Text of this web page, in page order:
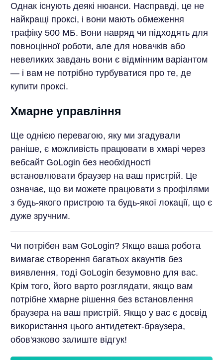
Однак існують деякі нюанси. Насправді, це не
найкращі проксі, і вони мають обмеження
трафіку 500 МБ. Вони навряд чи підходять для
повноцінної роботи, але для новачків або
невеликих завдань вони є відмінним варіантом
— і вам не потрібно турбуватися про те, де
купити проксі.
Хмарне управління
Ще однією перевагою, яку ми згадували
раніше, є можливість працювати в хмарі через
вебсайт GoLogin без необхідності
встановлювати браузер на ваш пристрій. Це
означає, що ви можете працювати з профілями
з будь-якого пристрою та будь-якої локації, що є
дуже зручним.
Чи потрібен вам GoLogin? Якщо ваша робота
вимагає створення багатьох акаунтів без
виявлення, тоді GoLogin безумовно для вас.
Крім того, його варто розглядати, якщо вам
потрібне хмарне рішення без встановлення
браузера на ваш пристрій. Якщо у вас є досвід
використання цього антидетект-браузера,
обов'язково залиште відгук!